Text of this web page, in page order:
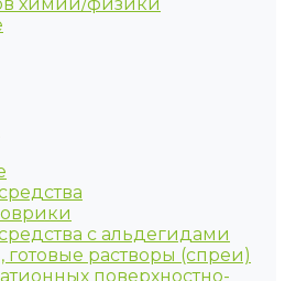
с альдегидами
растворы (спреи)
поверхностно-